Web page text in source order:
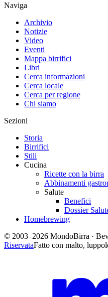
Naviga
Archivio
Notizie
Video
Eventi
Mappa birrifici
Libri
Cerca informazioni
Cerca locale
Cerca per regione
Chi siamo
Sezioni
Storia
Birrifici
Stili
Cucina
Ricette con la birra
Abbinamenti
Salute
Benefici
Dossier
Homebrewing
© 2003–2026 MondoBirra ·
RiservataFatto con malto,